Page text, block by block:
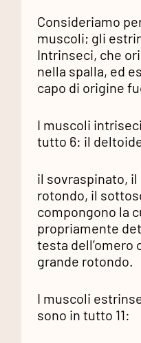
Consideriamo
muscoli; gli
Intrinseci, che
nella spalla, ed
capo di origine
I muscoli
tutto 6: il
il sovraspinato,
rotondo, il
compongono la
propriamente
testa dell’omero
grande rotondo.
I muscoli
sono in tutto 11: